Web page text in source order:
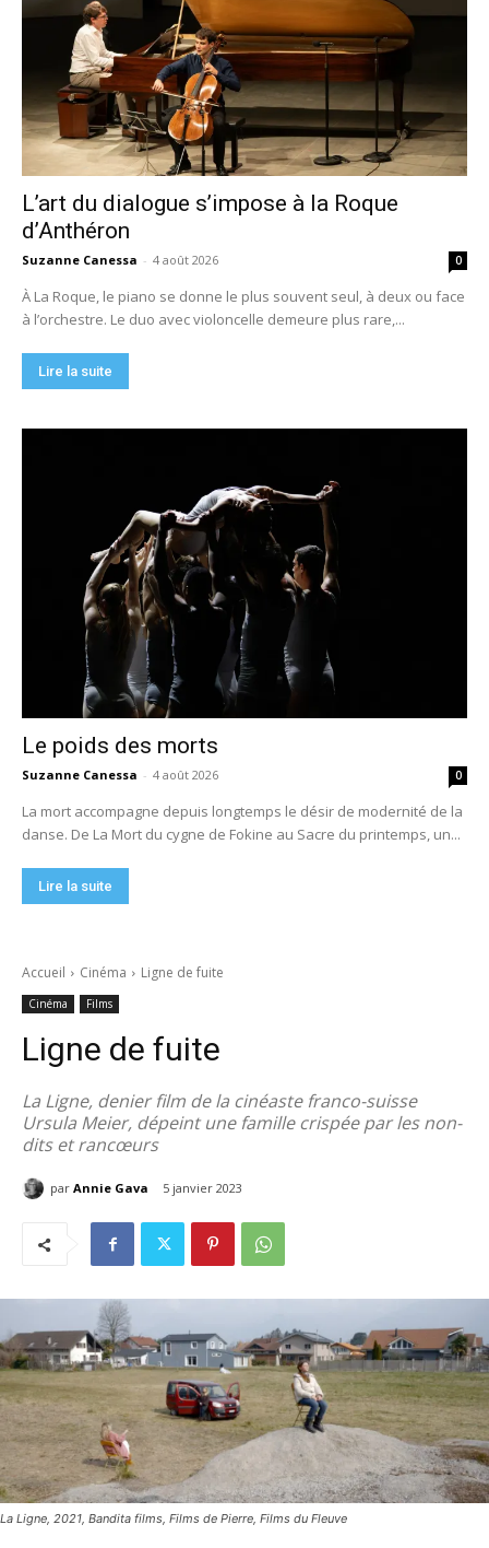
L’art du dialogue s’impose à la Roque
d’Anthéron
Suzanne Canessa - 4 août 2026 0
À La Roque, le piano se donne le plus souvent seul, à deux ou face
à l’orchestre. Le duo avec violoncelle demeure plus rare,...
Lire la suite
Le poids des morts
Suzanne Canessa - 4 août 2026 0
La mort accompagne depuis longtemps le désir de modernité de la
danse. De La Mort du cygne de Fokine au Sacre du printemps, un...
Lire la suite